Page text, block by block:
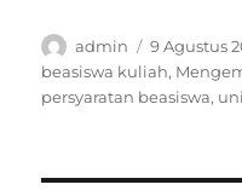
Author
admin
Posted
on
9 Agustus
beasiswa kuliah,
persyaratan beasiswa,